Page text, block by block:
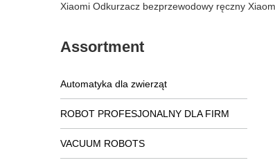
Xiaomi Odkurzacz bezprzewodowy ręczny
Assortment
Automatyka dla zwierząt
ROBOT PROFESJONALNY DLA FIRM
VACUUM ROBOTS